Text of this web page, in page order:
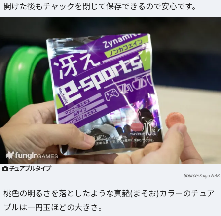
開けた後もチャックを閉じて保存できるので安心です。
チュアブルタイプ
Saiga NAK
桃色の明るさを落としたような真赭(まそお)カラーのチュア
ブルは一円玉ほどの大きさ。